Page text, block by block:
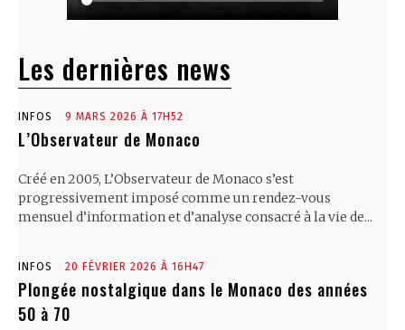
Les dernières news
INFOS 9 MARS 2026 À 17H52
L’Observateur de Monaco
Créé en 2005, L’Observateur de Monaco s’est
progressivement imposé comme un rendez-vous
mensuel d’information et d’analyse consacré à la vie de...
INFOS 20 FÉVRIER 2026 À 16H47
Plongée nostalgique dans le Monaco des années
50 à 70